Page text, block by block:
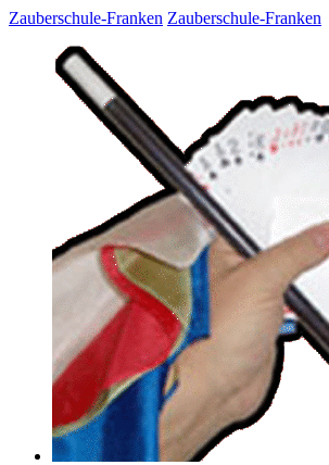
Zauberschule-Franken Zauberschule-Franken